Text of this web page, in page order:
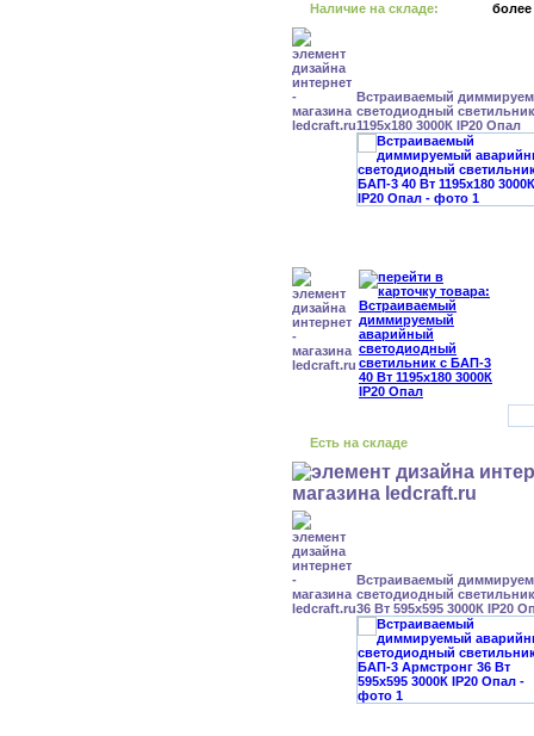
Наличие на складе: более
Встраиваемый
светодиодный
1195x180 3000К IP20 Опал
Есть на складе
Встраиваемый
светодиодный
36 Вт 595x595 3000К IP20